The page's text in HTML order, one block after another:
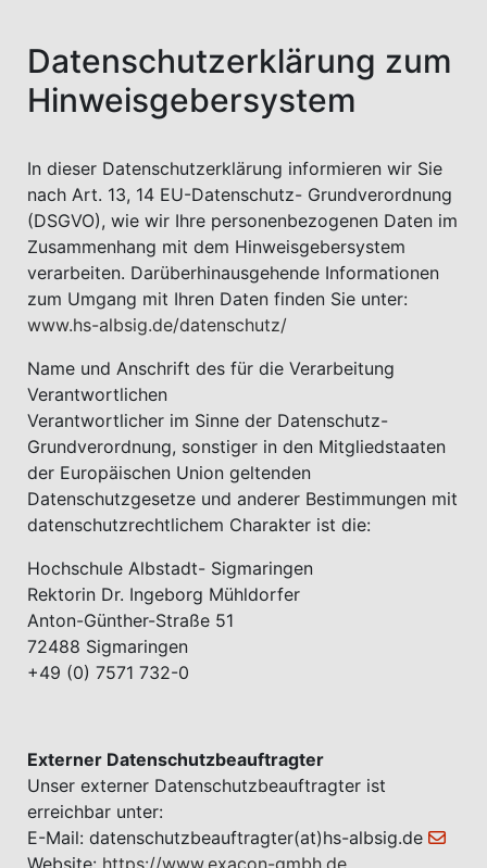
Datenschutzerklärung zum
Hinweisgebersystem
In dieser Datenschutzerklärung informieren wir Sie
nach Art. 13, 14 EU-Datenschutz- Grundverordnung
(DSGVO), wie wir Ihre personenbezogenen Daten im
Zusammenhang mit dem Hinweisgebersystem
verarbeiten. Darüberhinausgehende Informationen
zum Umgang mit Ihren Daten finden Sie unter:
www.hs-albsig.de/datenschutz/
Name und Anschrift des für die Verarbeitung
Verantwortlichen
Verantwortlicher im Sinne der Datenschutz-
Grundverordnung, sonstiger in den Mitgliedstaaten
der Europäischen Union geltenden
Datenschutzgesetze und anderer Bestimmungen mit
datenschutzrechtlichem Charakter ist die:
Hochschule Albstadt- Sigmaringen
Rektorin Dr. Ingeborg Mühldorfer
Anton-Günther-Straße 51
72488 Sigmaringen
+49 (0) 7571 732-0
Externer Datenschutzbeauftragter
Unser externer Datenschutzbeauftragter ist
erreichbar unter:
E-Mail: datenschutzbeauftragter(at)hs-albsig.de
Website: https://www.exacon-gmbh.de